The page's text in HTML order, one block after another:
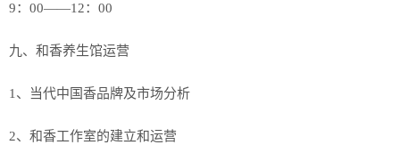
9：00——12：00
九、和香养生馆运营
1、当代中国香品牌及市场分析
2、和香工作室的建立和运营